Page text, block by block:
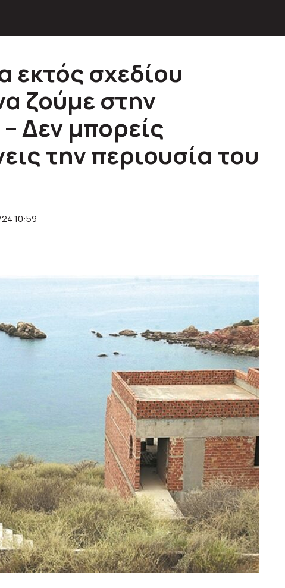
εκτός σχεδίου
ζούμε στην
Δεν μπορείς
την περιουσία του
10:59